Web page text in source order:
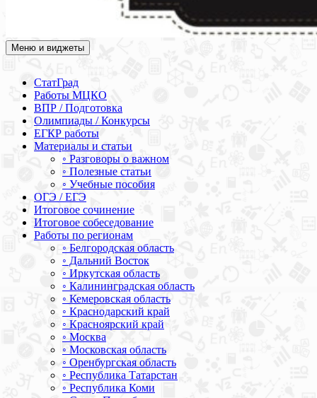
Академия СОВА
Подготовка к ЕГЭ, ОГЭ, ВПР, МЦКО, СтатГрад, КДР, ВОШ,
Меню и виджеты
СтатГрад
Работы МЦКО
ВПР / Подготовка
Олимпиады / Конкурсы
ЕГКР работы
Материалы и статьи
◦ Разговоры о важном
◦ Полезные статьи
◦ Учебные пособия
ОГЭ / ЕГЭ
Итоговое сочинение
Итоговое собеседование
Работы по регионам
◦ Белгородская область
◦ Дальний Восток
◦ Иркутская область
◦ Калининградская область
◦ Кемеровская область
◦ Краснодарский край
◦ Красноярский край
◦ Москва
◦ Московская область
◦ Оренбургская область
◦ Республика Татарстан
◦ Республика Коми